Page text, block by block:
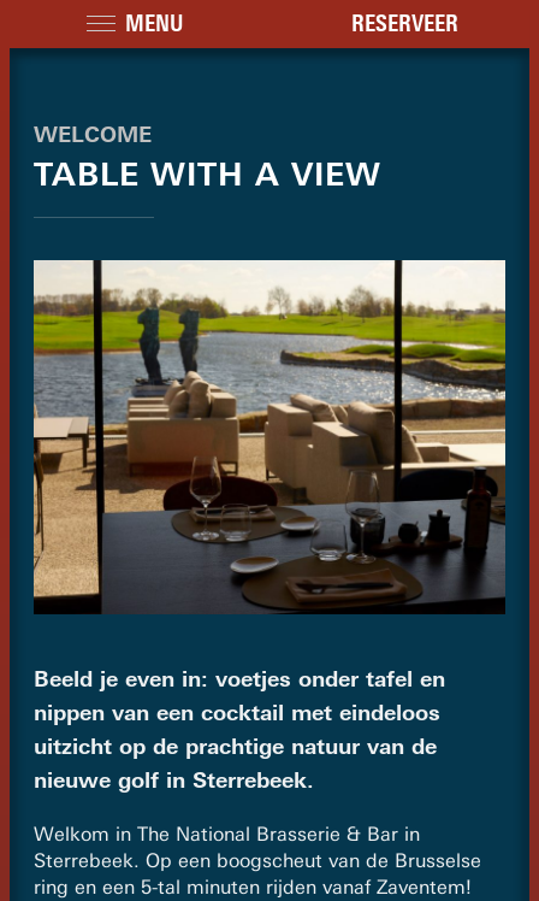
MENU RESERVEER
WELCOME
TABLE WITH A VIEW
Beeld je even in: voetjes onder tafel en
nippen van een cocktail met eindeloos
uitzicht op de prachtige natuur van de
nieuwe golf in Sterrebeek.
Welkom in The National Brasserie & Bar in
Sterrebeek. Op een boogscheut van de Brusselse
ring en een 5-tal minuten rijden vanaf Zaventem!